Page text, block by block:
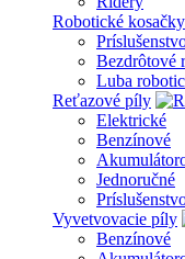
Robotické kosačky
Bezdrôtové
Luba
Reťazové píly
Elektrické
Benzínové
Jednoručné
Vyvetvovacie píly
Benzínové